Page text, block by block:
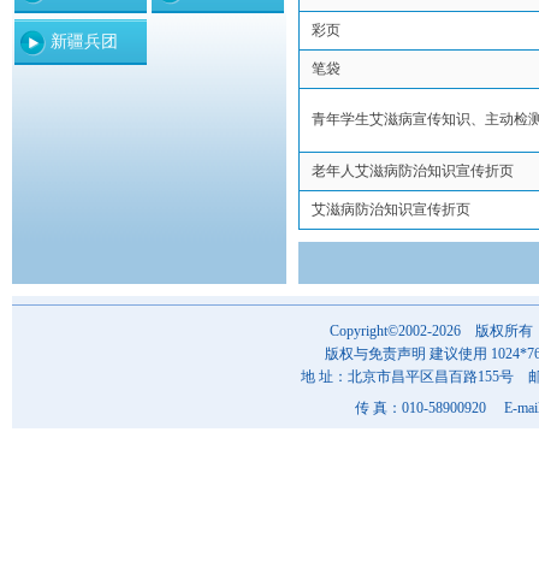
新疆兵团
彩页
笔袋
青年学生艾滋病宣传知识、主动检
老年人艾滋病防治知识宣传折页
艾滋病防治知识宣传折页
Copyright©2002-2026 版权所有
版权与免责声明 建议使用
地 址：北京市昌平区昌百路155号
传 真：010-58900920 E-